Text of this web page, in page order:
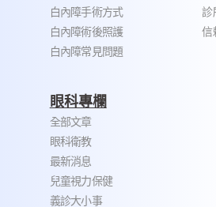
白內障手術方式
白內障術後照護
白內障常見問題
診
信
眼科專欄
全部文章
眼科衛教
最新消息
兒童視力保健
義診大小事